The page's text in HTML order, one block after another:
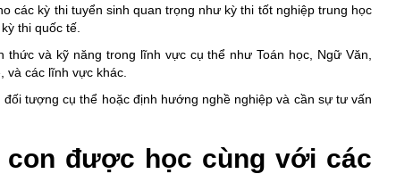
các kỳ thi tuyển sinh quan trọng như kỳ thi tốt nghiệp trung học
thi quốc tế.
thức và kỹ năng trong lĩnh vực cụ thể như Toán học, Ngữ Văn,
và các lĩnh vực khác.
tượng cụ thể hoặc định hướng nghề nghiệp và cần sự tư vấn
được học cùng với các